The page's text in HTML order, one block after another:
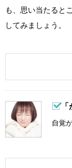
も、思い当たると
してみましょう。
「
自覚